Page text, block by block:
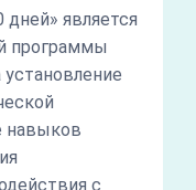
является
программы
установление
навыков
с